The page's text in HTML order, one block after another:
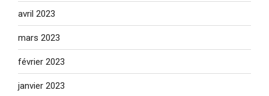
avril 2023
mars 2023
février 2023
janvier 2023